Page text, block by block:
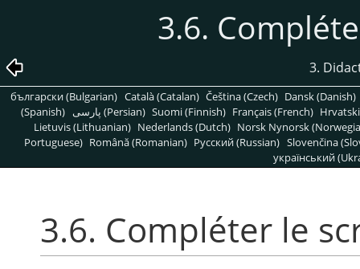
3.6.
3.
български (Bulgarian) Català (Catalan) Čeština (Czech) Dansk (Danish)
(Spanish)
پارسی (Persian) Suomi (Finnish) Français (French)
Lietuvis (Lithuanian) Nederlands (Dutch) Norsk Nynorsk
Portuguese) Română (Romanian) Pусский (Russian) Slovenčina
український
3.6. Compléter le